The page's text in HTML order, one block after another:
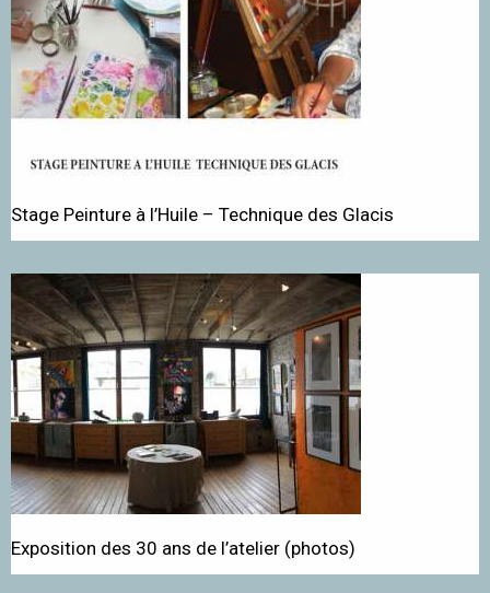
Stage Peinture à l’Huile – Technique des Glacis
Exposition des 30 ans de l’atelier (photos)